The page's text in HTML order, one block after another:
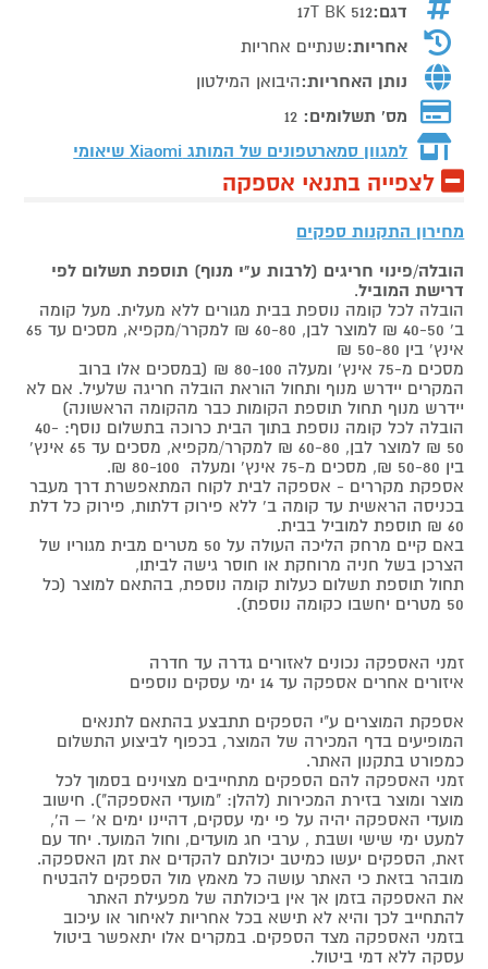
דגם:17T BK 512
אחריות:שנתיים אחריות
נותן האחריות:היבואן המילטון
מס' תשלומים: 12
למגוון סמארטפונים של המותג Xiaomi שיאומי
לצפייה בתנאי אספקה
מחירון התקנות ספקים
הובלה/פינוי חריגים (לרבות ע"י מנוף) תוספת תשלום לפי
דרישת המוביל.
הובלה לכל קומה נוספת בבית מגורים ללא מעלית. מעל קומה
ב' 40-50 ₪ למוצר לבן, 60-80 ₪ למקרר/מקפיא, מסכים עד 65
אינץ' בין 50-80 ₪
מסכים מ-75 אינץ' ומעלה 80-100 ₪ (במסכים אלו ברוב
המקרים יידרש מנוף ותחול הוראת הובלה חריגה שלעיל. אם לא
יידרש מנוף תחול תוספת הקומות כבר מהקומה הראשונה)
הובלה לכל קומה נוספת בתוך הבית כרוכה בתשלום נוסף: 40-
50 ₪ למוצר לבן, 60-80 ₪ למקרר/מקפיא, מסכים עד 65 אינץ'
בין 50-80 ₪, מסכים מ-75 אינץ' ומעלה 80-100 ₪.
אספקת מקררים - אספקה לבית לקוח המתאפשרת דרך מעבר
בכניסה הראשית עד קומה ב' ללא פירוק דלתות, פירוק כל דלת
60 ₪ תוספת למוביל בבית.
באם קיים מרחק הליכה העולה על 50 מטרים מבית מגוריו של
הצרכן בשל חניה מרוחקת או חוסר גישה לביתו,
תחול תוספת תשלום כעלות קומה נוספת, בהתאם למוצר (כל
50 מטרים יחשבו כקומה נוספת).
זמני האספקה נכונים לאזורים גדרה עד חדרה
איזורים אחרים אספקה עד 14 ימי עסקים נוספים
אספקת המוצרים ע"י הספקים תתבצע בהתאם לתנאים
המופיעים בדף המכירה של המוצר, בכפוף לביצוע התשלום
כמפורט בתקנון האתר.
זמני האספקה להם הספקים מתחייבים מצוינים בסמוך לכל
מוצר ומוצר בזירת המכירות (להלן: "מועדי האספקה"). חישוב
מועדי האספקה יהיה על פי ימי עסקים, דהיינו ימים א' – ה',
למעט ימי שישי ושבת , ערבי חג מועדים, וחול המועד. יחד עם
זאת, הספקים יעשו כמיטב יכולתם להקדים את זמן האספקה.
מובהר בזאת כי האתר עושה כל מאמץ מול הספקים להבטיח
את האספקה בזמן אך אין ביכולתה של מפעילת האתר
להתחייב לכך והיא לא תישא בכל אחריות לאיחור או עיכוב
בזמני האספקה מצד הספקים. במקרים אלו יתאפשר ביטול
עסקה ללא דמי ביטול.